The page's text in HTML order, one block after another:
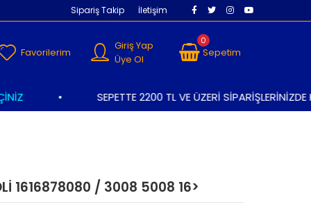
SEPETTE 2200 TL VE ÜZERİ SİPARİŞLERİNİZDE
Sipariş Takip İletişim
Favorilerim
Giriş Yap
Üye Ol
0
Sepetim
1616878080 / 3008 5008 16>